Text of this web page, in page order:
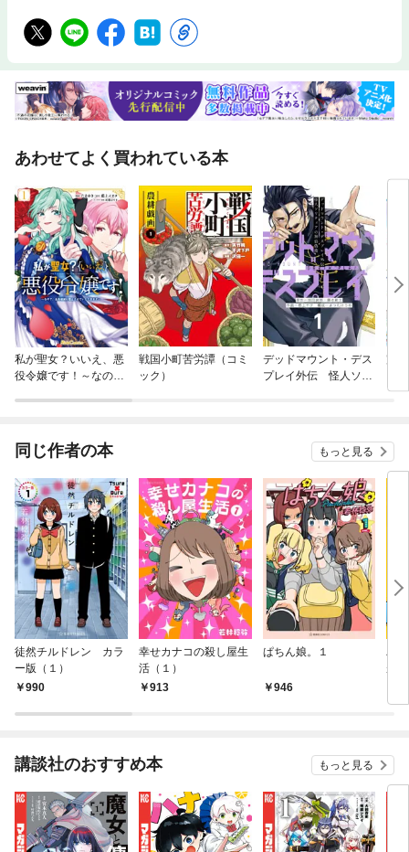
あわせてよく買われている本
私が聖女？いいえ、悪
役令嬢です！～なの
戦国小町苦労譚（コミ
ック）
デッドマウント・デス
プレイ外伝 怪人ソリ
完
女
同じ作者の本 もっと見る
徒然チルドレン カラ
ー版（１）
990
幸せカナコの殺し屋生
活（１）
913
ぱちん娘。１
946
バ
が
て
講談社のおすすめ本 もっと見る